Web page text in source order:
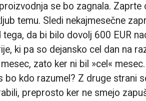
se bo zagnala.
temu. Sledi nekajmesečne
tega, da bi bilo dovolj 600 EUR
ki pa so dejansko cel dan na
zato ker ni bil »cel«
bo kdo razumel? Z druge strani
preprosto ker ne smejo